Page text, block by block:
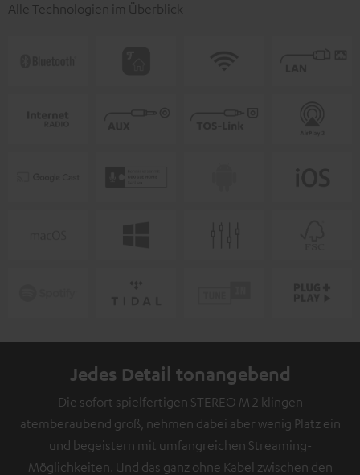
Alle Technologien im Überblick
Jedes Detail tonangebend
Die sofort spielfertigen STEREO M 2 klingen
atemberaubend groß, nehmen dabei aber wenig Platz ein
und begeistern mit umfangreichen Streaming-
Möglichkeiten. Und das ganz ohne Kabel zwischen den